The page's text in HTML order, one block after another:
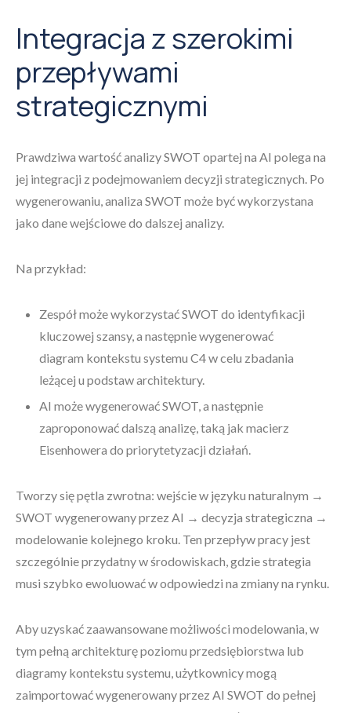
Integracja z szerokimi
przepływami
strategicznymi
Prawdziwa wartość analizy SWOT opartej na AI polega na
jej integracji z podejmowaniem decyzji strategicznych. Po
wygenerowaniu, analiza SWOT może być wykorzystana
jako dane wejściowe do dalszej analizy.
Na przykład:
Zespół może wykorzystać SWOT do identyfikacji
kluczowej szansy, a następnie wygenerować
diagram kontekstu systemu C4 w celu zbadania
leżącej u podstaw architektury.
AI może wygenerować SWOT, a następnie
zaproponować dalszą analizę, taką jak macierz
Eisenhowera do priorytetyzacji działań.
Tworzy się pętla zwrotna: wejście w języku naturalnym →
SWOT wygenerowany przez AI → decyzja strategiczna →
modelowanie kolejnego kroku. Ten przepływ pracy jest
szczególnie przydatny w środowiskach, gdzie strategia
musi szybko ewoluować w odpowiedzi na zmiany na rynku.
Aby uzyskać zaawansowane możliwości modelowania, w
tym pełną architekturę poziomu przedsiębiorstwa lub
diagramy kontekstu systemu, użytkownicy mogą
zaimportować wygenerowany przez AI SWOT do pełnej